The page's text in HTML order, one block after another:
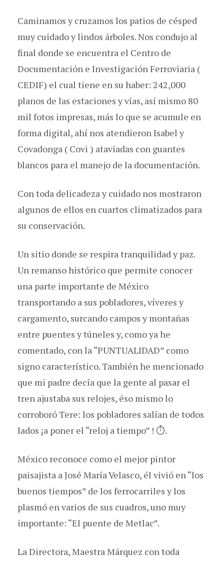
Caminamos y cruzamos los patios de césped
muy cuidado y lindos árboles. Nos condujo al
final donde se encuentra el Centro de
Documentación e Investigación Ferroviaria (
CEDIF) el cual tiene en su haber: 242,000
planos de las estaciones y vías, así mismo 80
mil fotos impresas, más lo que se acumule en
forma digital, ahí nos atendieron Isabel y
Covadonga ( Covi ) ataviadas con guantes
blancos para el manejo de la documentación.
Con toda delicadeza y cuidado nos mostraron
algunos de ellos en cuartos climatizados para
su conservación.
Un sitio donde se respira tranquilidad y paz.
Un remanso histórico que permite conocer
una parte importante de México
transportando a sus pobladores, víveres y
cargamento, surcando campos y montañas
entre puentes y túneles y, como ya he
comentado, con la “PUNTUALIDAD” como
signo característico. También he mencionado
que mi padre decía que la gente al pasar el
tren ajustaba sus relojes, éso mismo lo
corroboró Tere: los pobladores salían de todos
lados ¡a poner el “reloj a tiempo” ! ⏱.
México reconoce como el mejor pintor
paisajista a José María Velasco, él vivió en “los
buenos tiempos” de los ferrocarriles y los
plasmó en varios de sus cuadros, uno muy
importante: “El puente de Metlac”.
La Directora, Maestra Márquez con toda